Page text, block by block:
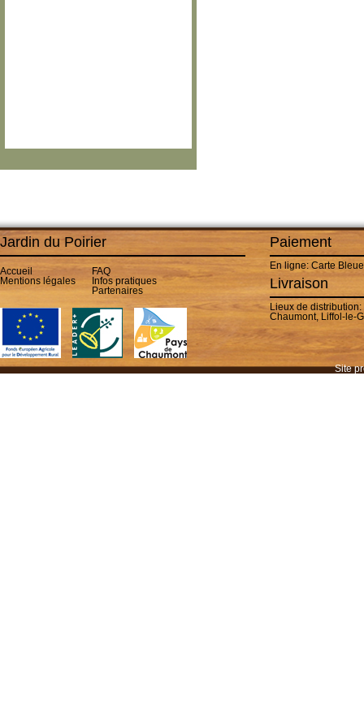
Jardin du Poirier
Accueil
Mentions légales
FAQ
Infos pratiques
Partenaires
Paiement
En ligne: Carte
Livraison
Lieux de
Chaumont, Liffol-le-
Site